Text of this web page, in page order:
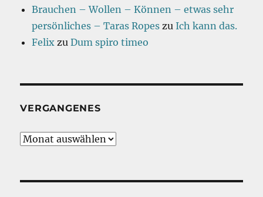
Brauchen – Wollen – Können – etwas sehr
persönliches – Taras Ropes zuIch kann das.
Felix zuDum spiro timeo
VERGANGENES
Vergangenes